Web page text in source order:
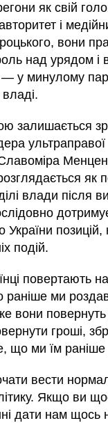
як свій
і
вони
над урядом і
у минулому
залишається
ультраправої
як
влади після
України
подій.
повертають
ми
вони повернуть
гроші,
що ми їм
вести
Якщо ви
дати нам щось